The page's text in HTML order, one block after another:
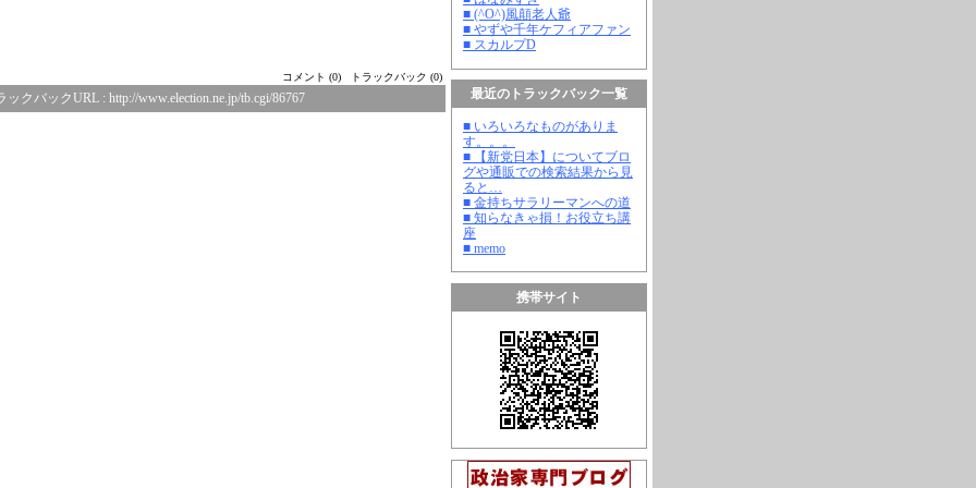
■ (^O^)風顛老人爺
■ やずや千年ケフィアファン
■ スカルプD
最近のトラックバック一覧
■ いろいろなものがありま
す。。。
■ 【新党日本】についてブロ
グや通販での検索結果から見
ると…
■ 金持ちサラリーマンへの道
■ 知らなきゃ損！お役立ち講
座
■ memo
携帯サイト
コメント (0) トラックバック (0)
ックバックURL : http://www.election.ne.jp/tb.cgi/86767